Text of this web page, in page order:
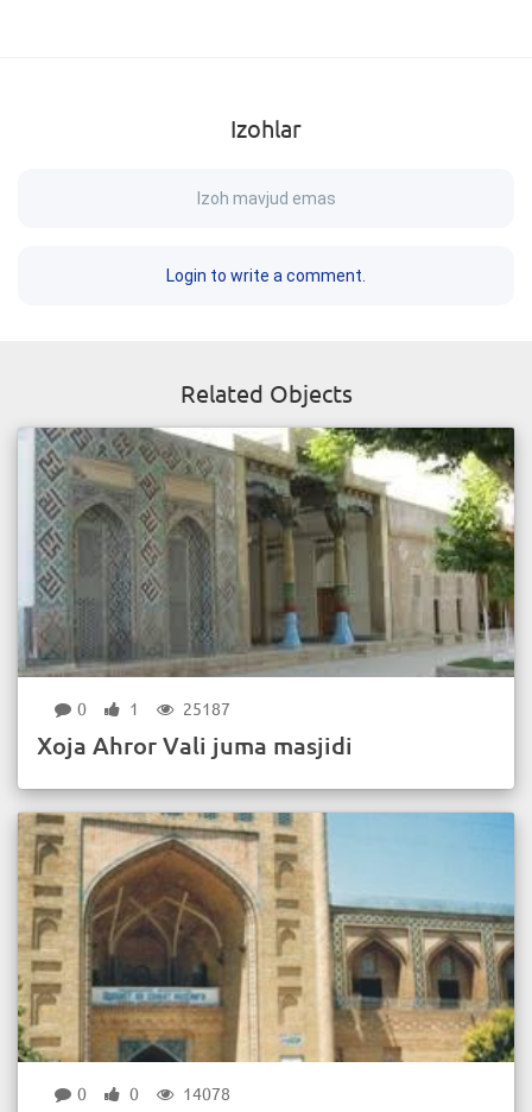
Izohlar
Izoh mavjud emas
Login to write a comment.
Related Objects
0 1 25187
Xoja Ahror Vali juma masjidi
0 0 14078